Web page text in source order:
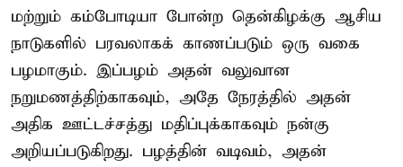
மற்றும் கம்போடியா போன்ற தென்கிழக்கு ஆசிய
நாடுகளில் பரவலாகக் காணப்படும் ஒரு வகை
பழமாகும். இப்பழம் அதன் வலுவான
நறுமணத்திற்காகவும், அதே நேரத்தில் அதன்
அதிக ஊட்டச்சத்து மதிப்புக்காகவும் நன்கு
அறியப்படுகிறது. பழத்தின் வடிவம், அதன்